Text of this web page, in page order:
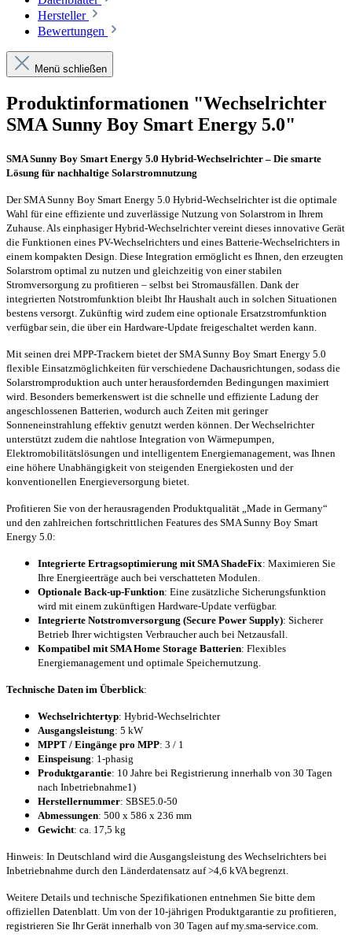
Hersteller
Bewertungen
Menü schließen
Produktinformationen "Wechselrichter
SMA Sunny Boy Smart Energy 5.0"
SMA Sunny Boy Smart Energy 5.0 Hybrid-Wechselrichter – Die smarte
Lösung für nachhaltige Solarstromnutzung
Der SMA Sunny Boy Smart Energy 5.0 Hybrid-Wechselrichter ist die optimale
Wahl für eine effiziente und zuverlässige Nutzung von Solarstrom in Ihrem
Zuhause. Als einphasiger Hybrid-Wechselrichter vereint dieses innovative Gerät
die Funktionen eines PV-Wechselrichters und eines Batterie-Wechselrichters in
einem kompakten Design. Diese Integration ermöglicht es Ihnen, den erzeugten
Solarstrom optimal zu nutzen und gleichzeitig von einer stabilen
Stromversorgung zu profitieren – selbst bei Stromausfällen. Dank der
integrierten Notstromfunktion bleibt Ihr Haushalt auch in solchen Situationen
bestens versorgt. Zukünftig wird zudem eine optionale Ersatzstromfunktion
verfügbar sein, die über ein Hardware-Update freigeschaltet werden kann.
Mit seinen drei MPP-Trackern bietet der SMA Sunny Boy Smart Energy 5.0
flexible Einsatzmöglichkeiten für verschiedene Dachausrichtungen, sodass die
Solarstromproduktion auch unter herausfordernden Bedingungen maximiert
wird. Besonders bemerkenswert ist die schnelle und effiziente Ladung der
angeschlossenen Batterien, wodurch auch Zeiten mit geringer
Sonneneinstrahlung effektiv genutzt werden können. Der Wechselrichter
unterstützt zudem die nahtlose Integration von Wärmepumpen,
Elektromobilitätslösungen und intelligentem Energiemanagement, was Ihnen
eine höhere Unabhängigkeit von steigenden Energiekosten und der
konventionellen Energieversorgung bietet.
Profitieren Sie von der herausragenden Produktqualität „Made in Germany“
und den zahlreichen fortschrittlichen Features des SMA Sunny Boy Smart
Energy 5.0:
Integrierte Ertragsoptimierung mit SMA ShadeFix: Maximieren Sie
Ihre Energieerträge auch bei verschatteten Modulen.
Optionale Back-up-Funktion: Eine zusätzliche Sicherungsfunktion
wird mit einem zukünftigen Hardware-Update verfügbar.
Integrierte Notstromversorgung (Secure Power Supply): Sicherer
Betrieb Ihrer wichtigsten Verbraucher auch bei Netzausfall.
Kompatibel mit SMA Home Storage Batterien: Flexibles
Energiemanagement und optimale Speichernutzung.
Technische Daten im Überblick:
Wechselrichtertyp: Hybrid-Wechselrichter
Ausgangsleistung: 5 kW
MPPT / Eingänge pro MPP: 3 / 1
Einspeisung: 1-phasig
Produktgarantie: 10 Jahre bei Registrierung innerhalb von 30 Tagen
nach Inbetriebnahme1)
Herstellernummer: SBSE5.0-50
Abmessungen: 500 x 586 x 236 mm
Gewicht: ca. 17,5 kg
Hinweis: In Deutschland wird die Ausgangsleistung des Wechselrichters bei
Inbetriebnahme durch den Länderdatensatz auf >4,6 kVA begrenzt.
Weitere Details und technische Spezifikationen entnehmen Sie bitte dem
offiziellen Datenblatt. Um von der 10-jährigen Produktgarantie zu profitieren,
registrieren Sie Ihr Gerät innerhalb von 30 Tagen auf my.sma-service.com.